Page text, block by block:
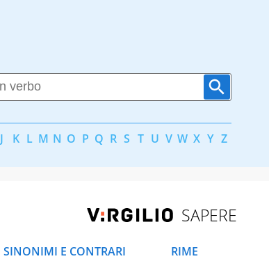
J K L M N O P Q R S T U V W X Y Z
SAPERE
SINONIMI E CONTRARI
RIME